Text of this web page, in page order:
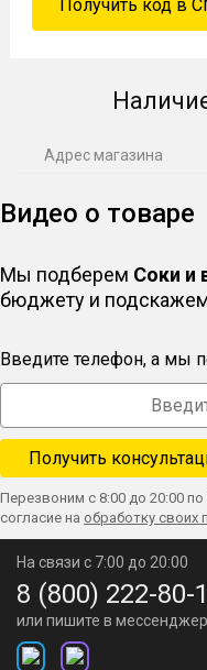
Адрес магазина
Видео о товаре
Мы подберем Соки и
бюджету и подскажем
Введите телефон, а мы
Перезвоним с 8:00 до 20:00
согласие на обработку своих
На связи с 7:00 до 20:00
8 (800) 222-80-
или пишите в